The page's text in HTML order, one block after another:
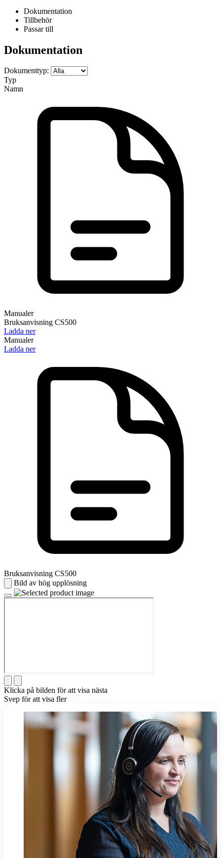
Dokumentation
Tillbehör
Passar till
Dokumentation
Dokumenttyp:
Typ
Namn
Manualer
Bruksanvisning CS500
Ladda ner
Manualer
Ladda ner
Bruksanvisning CS500
Bild av hög upplösning
Klicka på bilden för att visa nästa
Svep för att visa fler